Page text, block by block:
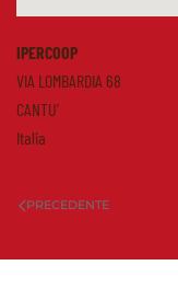
IPERCOOP
VIA LOMBARDIA 68
CANTU'
Italia
PRECEDENTE